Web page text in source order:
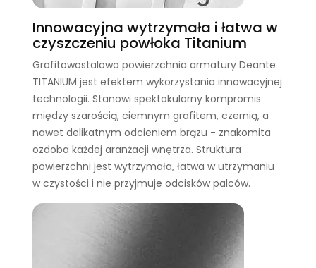
Innowacyjna wytrzymała i łatwa w
czyszczeniu powłoka Titanium
Grafitowostalowa powierzchnia armatury Deante
TITANIUM jest efektem wykorzystania innowacyjnej
technologii. Stanowi spektakularny kompromis
między szarością, ciemnym grafitem, czernią, a
nawet delikatnym odcieniem brązu - znakomita
ozdoba każdej aranżacji wnętrza. Struktura
powierzchni jest wytrzymała, łatwa w utrzymaniu
w czystości i nie przyjmuje odcisków palców.